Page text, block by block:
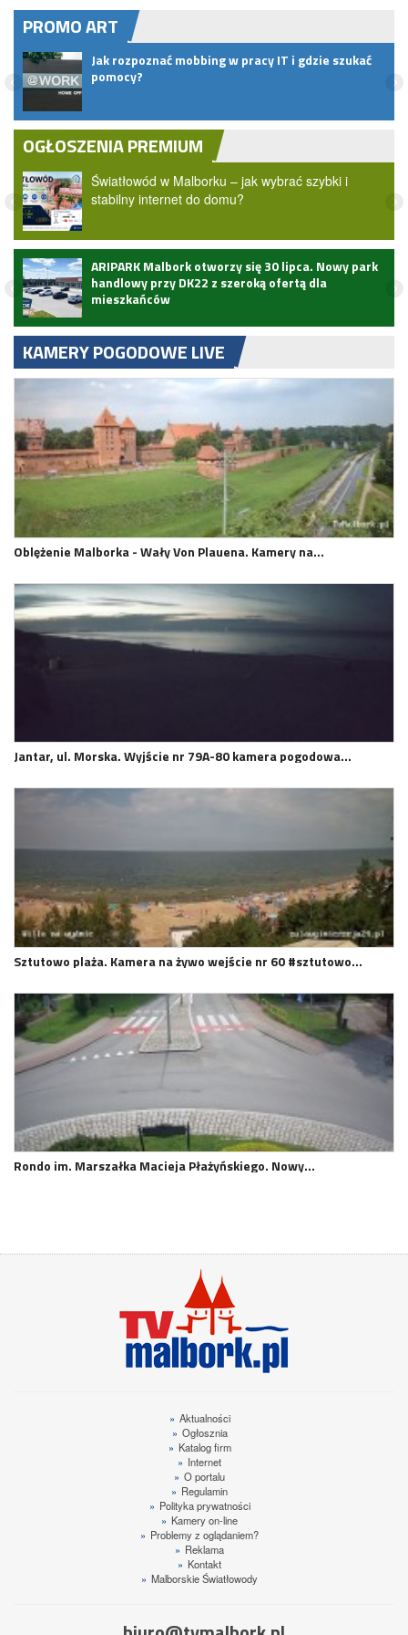
PROMO ART
Jak rozpoznać mobbing w pracy IT i gdzie szukać
pomocy?
OGŁOSZENIA PREMIUM
Światłowód w Malborku – jak wybrać szybki i
stabilny internet do domu?
ARIPARK Malbork otworzy się 30 lipca. Nowy park
handlowy przy DK22 z szeroką ofertą dla
mieszkańców
KAMERY POGODOWE LIVE
Oblężenie Malborka - Wały Von Plauena. Kamery na…
Jantar, ul. Morska. Wyjście nr 79A-80 kamera pogodowa…
Sztutowo plaża. Kamera na żywo wejście nr 60 #sztutowo…
Rondo im. Marszałka Macieja Płażyńskiego. Nowy…
» Aktualności
» Ogłosznia
» Katalog firm
» Internet
» O portalu
» Regulamin
» Polityka prywatności
» Kamery on-line
» Problemy z oglądaniem?
» Reklama
» Kontakt
» Malborskie Światłowody